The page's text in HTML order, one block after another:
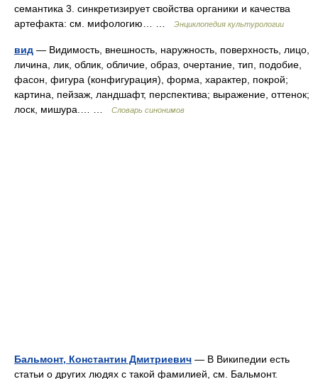
семантика 3. синкретизирует свойства органики и качества
артефакта: см. мифологию… …
Энциклопедия культурологии
вид — Видимость, внешность, наружность, поверхность, лицо,
личина, лик, облик, обличие, образ, очертание, тип, подобие,
фасон, фигура (конфигурация), форма, характер, покрой;
картина, пейзаж, ландшафт, перспектива; выражение, оттенок;
лоск, мишура.… …
Словарь синонимов
Бальмонт, Константин Дмитриевич — В Википедии есть
статьи о других людях с такой фамилией, см. Бальмонт.